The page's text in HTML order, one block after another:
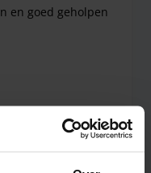
en goed geholpen
3 juni 2025